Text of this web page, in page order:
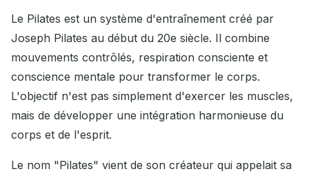
Le Pilates est un système d'entraînement créé par
Joseph Pilates au début du 20e siècle. Il combine
mouvements contrôlés, respiration consciente et
conscience mentale pour transformer le corps.
L'objectif n'est pas simplement d'exercer les muscles,
mais de développer une intégration harmonieuse du
corps et de l'esprit.
Le nom "Pilates" vient de son créateur qui appelait sa